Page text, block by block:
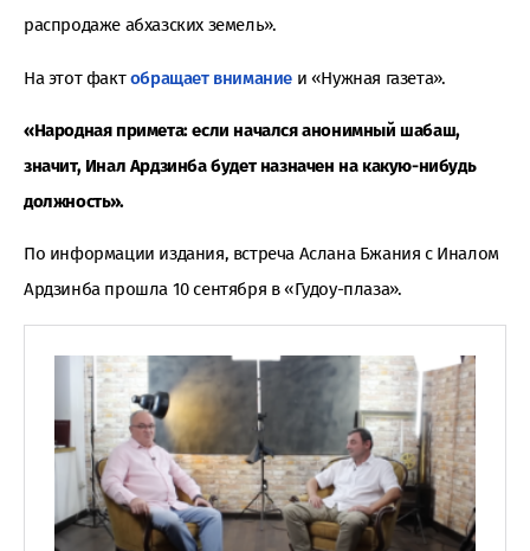
распродаже абхазских земель».
На этот фактобращает внимание и «Нужная газета».
«Народная примета: если начался анонимный шабаш,
значит, Инал Ардзинба будет назначен на какую-нибудь
должность».
По информации издания, встреча Аслана Бжания с Иналом
Ардзинба прошла 10 сентября в «Гудоу-плаза».